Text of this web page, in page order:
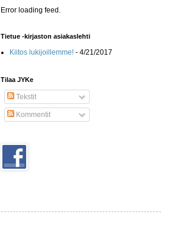
Error loading feed.
Tietue -kirjaston asiakaslehti
Kiitos lukijoillemme! - 4/21/2017
Tilaa JYKe
Tekstit
Kommentit